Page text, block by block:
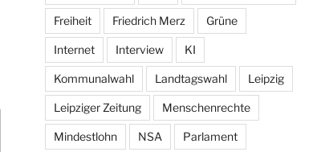
Freiheit Friedrich Merz Grüne
Internet Interview KI
Kommunalwahl Landtagswahl Leipzig
Leipziger Zeitung Menschenrechte
Mindestlohn NSA Parlament